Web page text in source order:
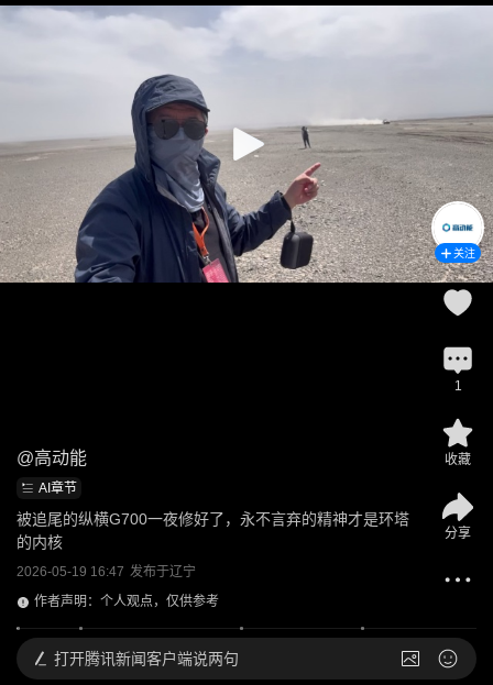
@高动能
AI章节
被追尾的纵横G700一夜修好了，永不言弃的精神才是环塔
的内核
2026-05-19 16:47 发布于辽宁
作者声明：个人观点，仅供参考
关注
1
收藏
分享
打开腾讯新闻客户端说两句